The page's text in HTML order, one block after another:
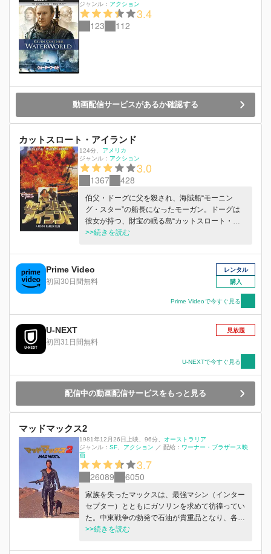
ジャンル： アクション
3.4
123 112
動画配信サービスがあるか確認する
カットスロート・アイランド
124分
アメリカ
ジャンル： アクション
3.0
1367 428
伯父・ドーグに父を殺され、海賊船“モーニン
グ・スター”の船長になったモーガン。ドーグは
彼女が持つ、財宝の眠る島“カットスロート・ア
イランド”の地図を手に入れるため、モーガンを
隷のショウを買い…。
>>続きを読む
Prime Video
初回30日間無料
レンタル
購入
Prime Videoで今すぐ見る
U-NEXT
初回31日間無料
見放題
U-NEXTで今すぐ見る
配信中の動画配信サービスをもっと見る
マッドマックス2
1981年12月26日上映 96分
オーストラリア
ジャンル： SF アクション ／ 配給： ワーナー・ブラザース映
画
3.7
26089 6050
家族を失ったマックスは、最強マシン（インター
セプター）とともにガソリンを求めて彷徨ってい
た。中東戦争の勃発で石油が貴重品となり、各地
で壮絶な奪い合いが続発している。やがてマック
>>続きを読む